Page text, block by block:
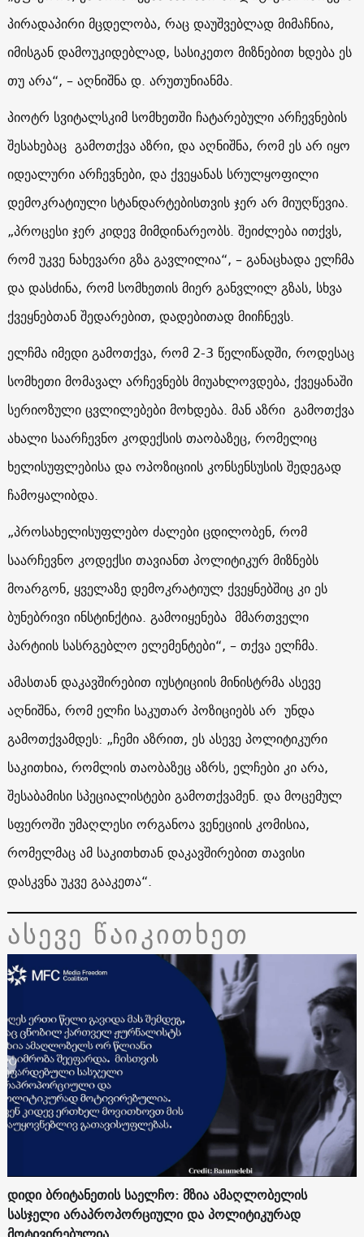
პირადაპირი მცდელობა, რაც დაუშვებლად მიმაჩნია,
იმისგან დამოუკიდებლად, სასიკეთო მიზნებით ხდება ეს
თუ არა“, – აღნიშნა დ. არუთუნიანმა.
პიოტრ სვიტალსკიმ სომხეთში ჩატარებული არჩევნების
შესახებაც გამოთქვა აზრი, და აღნიშნა, რომ ეს არ იყო
იდეალური არჩევნები, და ქვეყანას სრულყოფილი
დემოკრატიული სტანდარტებისთვის ჯერ არ მიუღწევია.
„პროცესი ჯერ კიდევ მიმდინარეობს. შეიძლება ითქვს,
რომ უკვე ნახევარი გზა გავლილია“, – განაცხადა ელჩმა
და დასძინა, რომ სომხეთის მიერ განვლილ გზას, სხვა
ქვეყნებთან შედარებით, დადებითად მიიჩნევს.
ელჩმა იმედი გამოთქვა, რომ 2-3 წელიწადში, როდესაც
სომხეთი მომავალ არჩევნებს მიუახლოვდება, ქვეყანაში
სერიოზული ცვლილებები მოხდება. მან აზრი გამოთქვა
ახალი საარჩევნო კოდექსის თაობაზეც, რომელიც
ხელისუფლებისა და ოპოზიციის კონსენსუსის შედეგად
ჩამოყალიბდა.
„პროსახელისუფლებო ძალები ცდილობენ, რომ
საარჩევნო კოდექსი თავიანთ პოლიტიკურ მიზნებს
მოარგონ, ყველაზე დემოკრატიულ ქვეყნებშიც კი ეს
ბუნებრივი ინსტინქტია. გამოიყენება მმართველი
პარტიის სასრგებლო ელემენტები“, – თქვა ელჩმა.
ამასთან დაკავშირებით იუსტიციის მინისტრმა ასევე
აღნიშნა, რომ ელჩი საკუთარ პოზიციებს არ უნდა
გამოთქვამდეს: „ჩემი აზრით, ეს ასევე პოლიტიკური
საკითხია, რომლის თაობაზეც აზრს, ელჩები კი არა,
შესაბამისი სპეციალისტები გამოთქვამენ. და მოცემულ
სფეროში უმაღლესი ორგანოა ვენეციის კომისია,
რომელმაც ამ საკითხთან დაკავშირებით თავისი
დასკვნა უკვე გააკეთა“.
ასევე წაიკითხეთ
დიდი ბრიტანეთის საელჩო: მზია ამაღლობელის
სასჯელი არაპროპორციული და პოლიტიკურად